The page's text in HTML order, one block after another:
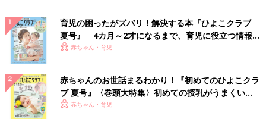
育児の困ったがズバリ！解決する本『ひよこクラブ
夏号』 4カ月～2才になるまで、育児に役立つ情報が
いっぱい！
赤ちゃん・育児
赤ちゃんのお世話まるわかり！『初めてのひよこクラ
ブ 夏号』〈巻頭大特集〉初めての授乳がうまくい
く！ おっぱい・ミルクの基本と夏のトラブル 解決テ
赤ちゃん・育児